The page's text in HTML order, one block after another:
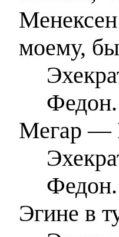
моему,
Мегар —
Эгине в